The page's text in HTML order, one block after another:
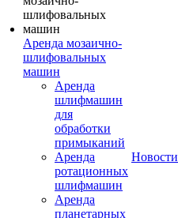
Аренда мозаично-
шлифовальных
машин
Аренда
шлифмашин
для
обработки
примыканий
Аренда
ротационных
шлифмашин
Аренда
планетарных
Новости